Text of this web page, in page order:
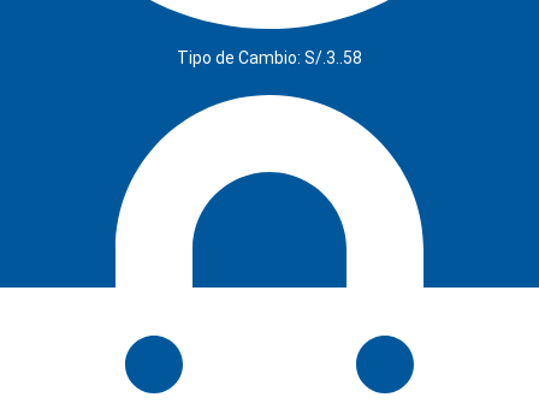
Tipo de Cambio: S/.3..58